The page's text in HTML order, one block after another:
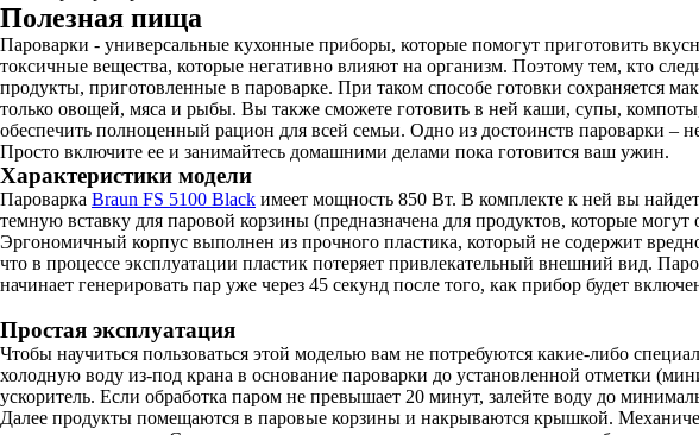
Полезная пища
Пароварки - универсальные кухонные приборы, которые помогут приготовить
токсичные вещества, которые негативно влияют на организм. Поэтому тем, кто
продукты, приготовленные в пароварке. При таком способе готовки сохраняется
только овощей, мяса и рыбы. Вы также сможете готовить в ней каши, супы,
обеспечить полноценный рацион для всей семьи. Одно из достоинств пароварки –
Просто включите ее и занимайтесь домашними делами пока готовится ваш ужин.
Характеристики модели
Пароварка Braun FS 5100 Black имеет мощность 850 Вт. В комплекте к ней вы
темную вставку для паровой корзины (предназначена для продуктов, которые
Эргономичный корпус выполнен из прочного пластика, который не содержит
что в процессе эксплуатации пластик потеряет привлекательный внешний вид.
начинает генерировать пар уже через 45 секунд после того, как прибор будет
Простая эксплуатация
Чтобы научиться пользоваться этой моделью вам не потребуются какие-либо
холодную воду из-под крана в основание пароварки до установленной отметки
ускоритель. Если обработка паром не превышает 20 минут, залейте воду до
Далее продукты помещаются в паровые корзины и накрываются крышкой.